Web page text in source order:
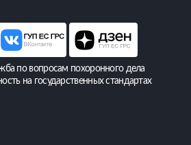
по вопросам похоронного дела
на государственных стандартах